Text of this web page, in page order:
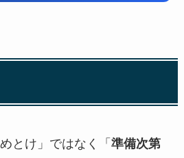
とけ」ではなく「 準備次第